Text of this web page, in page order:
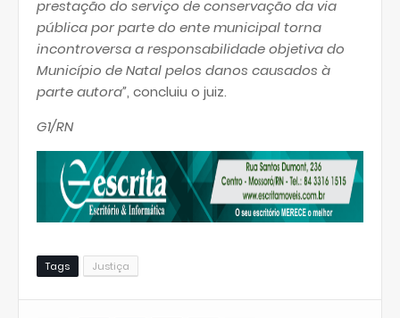
prestação do serviço de conservação da via
pública por parte do ente municipal torna
incontroversa a responsabilidade objetiva do
Município de Natal pelos danos causados à
parte autora”, concluiu o juiz.
G1/RN
Tags Justiça